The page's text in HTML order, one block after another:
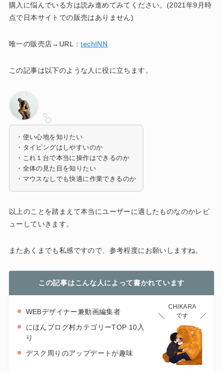
購入に悩んでいる方は読み進めてみてください。(2021年9月時
点で日本サイトでの販売はありません)
唯一の販売店→URL：techINN
この記事は以下のような人に役に立ちます。
・使い心地を知りたい
・タイピングはしやすいのか
・これ１台で本当に操作はできるのか
・全体の見た目を知りたい
・マウスなしでも快適に作業できるのか
以上のことを踏まえて本当にユーザーに適したものなのかレビ
ューしていきます。
またあくまでも私感ですので、参考程度にお願いしますね。
この記事はこんな人によって書かれています
WEBデザイナー兼動画編集者
にほんブログ村カテゴリーTOP 10入
り
デスク周りのアップデートが趣味
CHIKARA
です